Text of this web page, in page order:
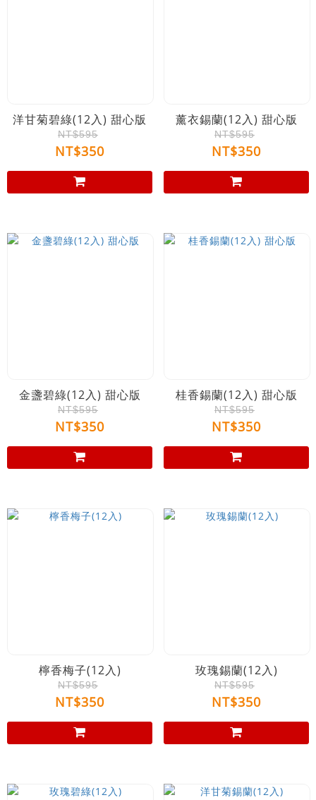
洋甘菊碧綠(12入) 甜心版
NT$595
NT$350
薰衣錫蘭(12入) 甜心版
NT$595
NT$350
金盞碧綠(12入) 甜心版
NT$595
NT$350
桂香錫蘭(12入) 甜心版
NT$595
NT$350
檸香梅子(12入)
NT$595
NT$350
玫瑰錫蘭(12入)
NT$595
NT$350